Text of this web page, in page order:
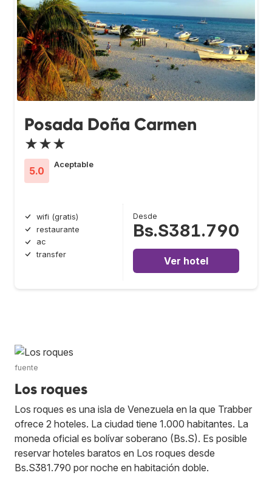
Posada Doña Carmen
★★★
5.0
Aceptable
wifi (gratis)
restaurante
ac
transfer
Desde
Bs.S381.790
Ver hotel
fuente
Los roques
Los roques es una isla de Venezuela en la que Trabber
ofrece 2 hoteles. La ciudad tiene 1.000 habitantes. La
moneda oficial es bolívar soberano (Bs.S). Es posible
reservar hoteles baratos en Los roques desde
Bs.S381.790 por noche en habitación doble.